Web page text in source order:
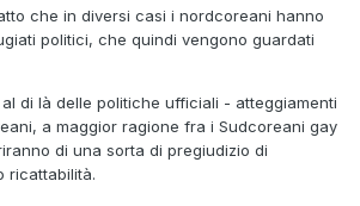
che in diversi casi i nordcoreani hanno
politici, che quindi vengono guardati
di là delle politiche ufficiali - atteggiamenti
a maggior ragione fra i Sudcoreani gay
di una sorta di pregiudizio di
ricattabilità.